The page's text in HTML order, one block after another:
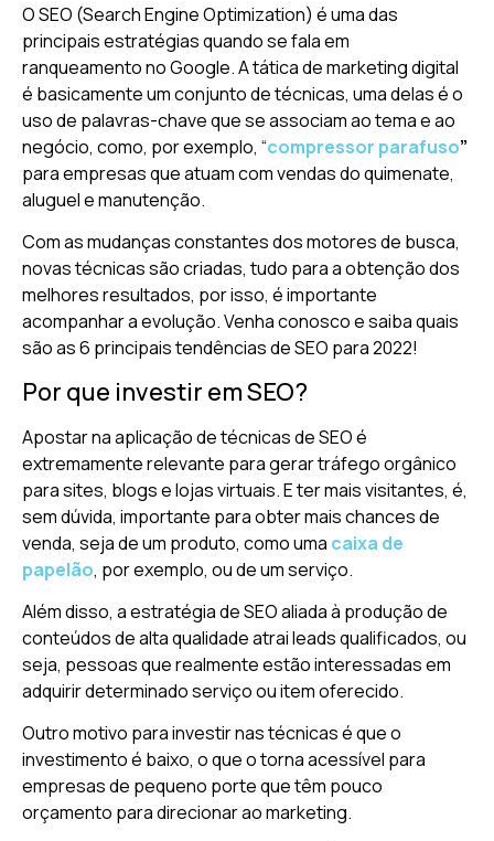
O SEO (Search Engine Optimization) é uma das
principais estratégias quando se fala em
ranqueamento no Google. A tática de marketing digital
é basicamente um conjunto de técnicas, uma delas é o
uso de palavras-chave que se associam ao tema e ao
negócio, como, por exemplo, “compressor parafuso”
para empresas que atuam com vendas do quimenate,
aluguel e manutenção.
Com as mudanças constantes dos motores de busca,
novas técnicas são criadas, tudo para a obtenção dos
melhores resultados, por isso, é importante
acompanhar a evolução. Venha conosco e saiba quais
são as 6 principais tendências de SEO para 2022!
Por que investir em SEO?
Apostar na aplicação de técnicas de SEO é
extremamente relevante para gerar tráfego orgânico
para sites, blogs e lojas virtuais. E ter mais visitantes, é,
sem dúvida, importante para obter mais chances de
venda, seja de um produto, como uma caixa de
papelão, por exemplo, ou de um serviço.
Além disso, a estratégia de SEO aliada à produção de
conteúdos de alta qualidade atrai leads qualificados, ou
seja, pessoas que realmente estão interessadas em
adquirir determinado serviço ou item oferecido.
Outro motivo para investir nas técnicas é que o
investimento é baixo, o que o torna acessível para
empresas de pequeno porte que têm pouco
orçamento para direcionar ao marketing.